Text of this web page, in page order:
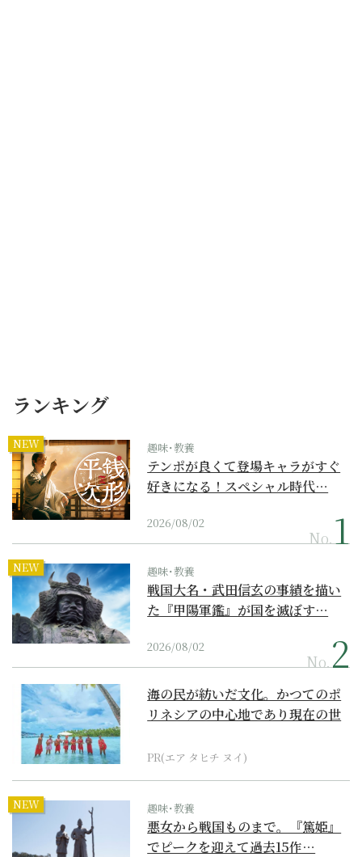
ランキング
NEW 趣味･教養
テンポが良くて登場キャラがすぐ
好きになる！スペシャル時代…
2026/08/02
No.
NEW 趣味･教養
戦国大名・武田信玄の事績を描い
た『甲陽軍鑑』が国を滅ぼす…
2026/08/02
No.
海の民が紡いだ文化。かつてのポ
リネシアの中心地であり現在の世
PR(エア タヒチ ヌイ)
NEW 趣味･教養
悪女から戦国ものまで。『篤姫』
でピークを迎えて過去15作…